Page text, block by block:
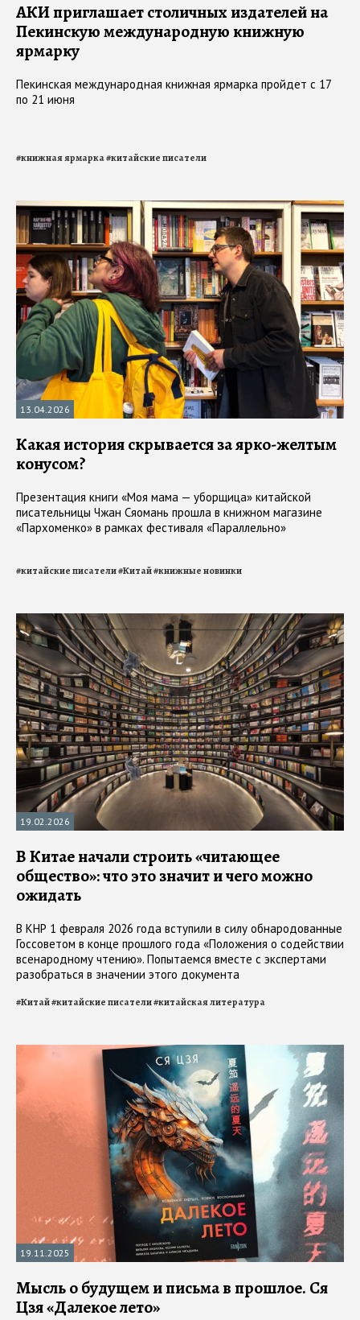
АКИ приглашает столичных издателей на
Пекинскую международную книжную
ярмарку
Пекинская международная книжная ярмарка пройдет с 17
по 21 июня
#книжная ярмарка#китайские писатели
13.04.2026
Какая история скрывается за ярко-желтым
конусом?
Презентация книги «Моя мама — уборщица» китайской
писательницы Чжан Сяомань прошла в книжном магазине
«Пархоменко» в рамках фестиваля «Параллельно»
#китайские писатели#Китай#книжные новинки
19.02.2026
В Китае начали строить «читающее
общество»: что это значит и чего можно
ожидать
В КНР 1 февраля 2026 года вступили в силу обнародованные
Госсоветом в конце прошлого года «Положения о содействии
всенародному чтению». Попытаемся вместе с экспертами
разобраться в значении этого документа
#Китай#китайские писатели#китайская литература
19.11.2025
Мысль о будущем и письма в прошлое. Ся
Цзя «Далекое лето»